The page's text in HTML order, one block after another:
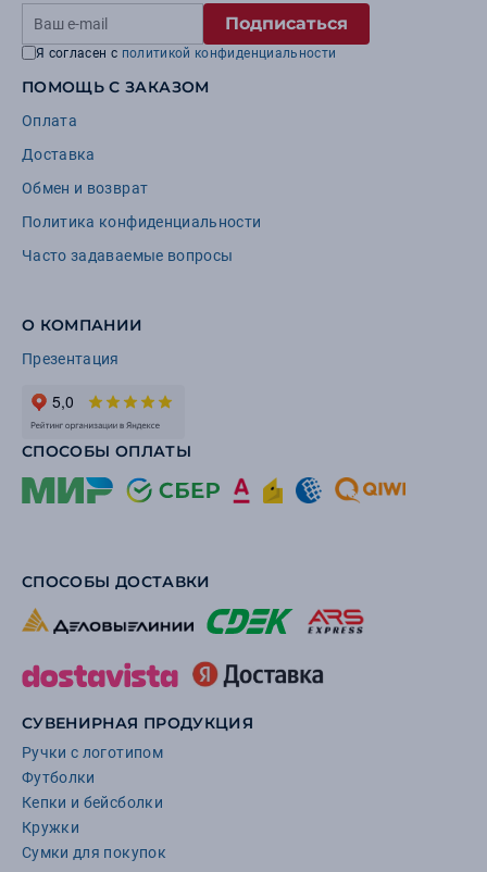
Подписаться
Я согласен с политикой конфиденциальности
ПОМОЩЬ С ЗАКАЗОМ
Оплата
Доставка
Обмен и возврат
Политика конфиденциальности
Часто задаваемые вопросы
О КОМПАНИИ
Презентация
СПОСОБЫ ОПЛАТЫ
СПОСОБЫ ДОСТАВКИ
СУВЕНИРНАЯ ПРОДУКЦИЯ
Ручки с логотипом
Футболки
Кепки и бейсболки
Кружки
Сумки для покупок